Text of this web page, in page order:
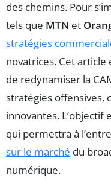
des chemins. Pour
tels que MTN et
stratégies
novatrices. Cet
de redynamiser la
stratégies offensives,
innovantes.
qui permettra à
sur le marché du
numérique.